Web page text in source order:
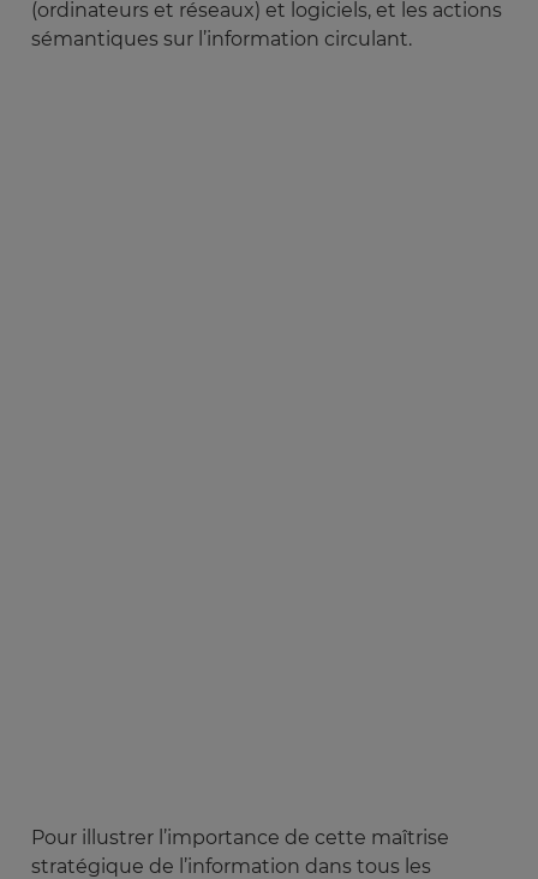
(ordinateurs et réseaux) et logiciels, et les actions
sémantiques sur l’information circulant.
Pour illustrer l’importance de cette maîtrise
stratégique de l’information dans tous les